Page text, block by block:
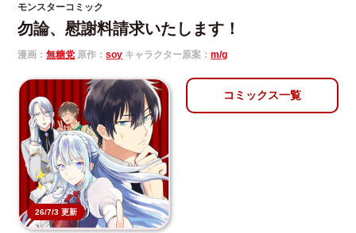
モンスターコミック
勿論、慰謝料請求いたします！
漫画：無糖党 原作：soy キャラクター原案：m/g
26/7/3 更新
コミックス一覧